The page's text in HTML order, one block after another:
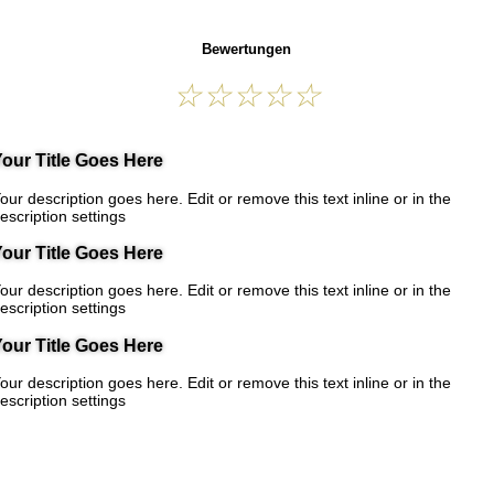
Bewertungen
☆☆☆☆☆
Title Goes Here
description goes here. Edit or remove this text inline or in the
settings
Title Goes Here
description goes here. Edit or remove this text inline or in the
settings
Title Goes Here
description goes here. Edit or remove this text inline or in the
settings